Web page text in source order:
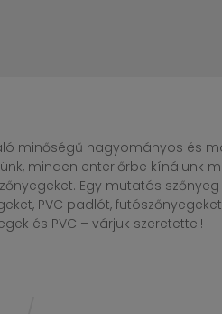
minőségű hagyományos és
minden enteriőrbe kínálunk
Egy mutatós
PVC padlót,
és PVC – várjuk szeretettel!